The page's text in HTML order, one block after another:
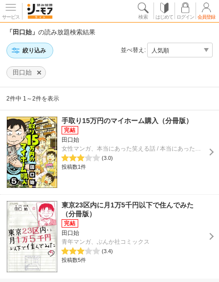
サービス 検索 はじめて ログイン 会員登録
「田口始」の読み放題検索結果
絞り込み 並べ替え:
田口始
2件中 1～2件を表示
手取り15万円のマイホーム購入（分冊版）
田口始
女性マンガ、本当にあった笑える話 / 本当にあった笑える話 スペシャル
(3.0)
投稿数1件
東京23区内に月1万5千円以下で住んでみた
（分冊版）
田口始
青年マンガ、ぶんか社コミックス
(3.4)
投稿数5件